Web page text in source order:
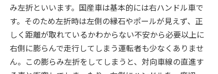
み左折といいます。国産車は基本的には右ハンドル車で
す。そのため左折時は左側の縁石やポールが見えず、正
しく距離が取れているかわからない不安から必要以上に
右側に膨らんで走行してしまう運転者も少なくありませ
ん。この膨らみ左折をしてしまうと、対向車線の直進す